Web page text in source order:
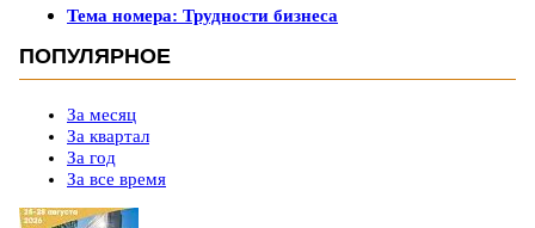
Тема номера: Трудности бизнеса
ПОПУЛЯРНОЕ
За месяц
За квартал
За год
За все время